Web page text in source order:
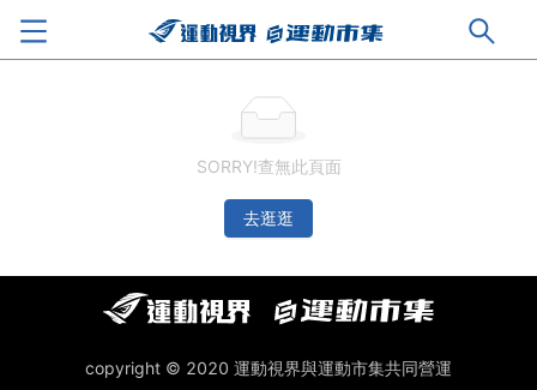
SORRY!查無此頁面
去逛逛
copyright © 2020 運動視界與運動市集共同營運